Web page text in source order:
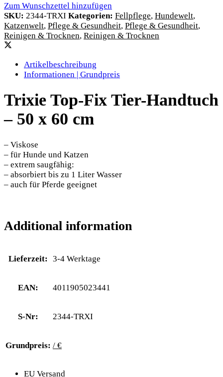
Zum Wunschzettel hinzufügen
SKU: 2344-TRXI Kategorien: Fellpflege, Hundewelt,
Katzenwelt, Pflege & Gesundheit, Pflege & Gesundheit,
Reinigen & Trocknen, Reinigen & Trocknen
Artikelbeschreibung
Informationen | Grundpreis
Trixie Top-Fix Tier-Handtuch
– 50 x 60 cm
– Viskose
– für Hunde und Katzen
– extrem saugfähig:
– absorbiert bis zu 1 Liter Wasser
– auch für Pferde geeignet
Additional information
Lieferzeit: 3-4 Werktage
EAN: 4011905023441
S-Nr: 2344-TRXI
Grundpreis: / €
EU Versand